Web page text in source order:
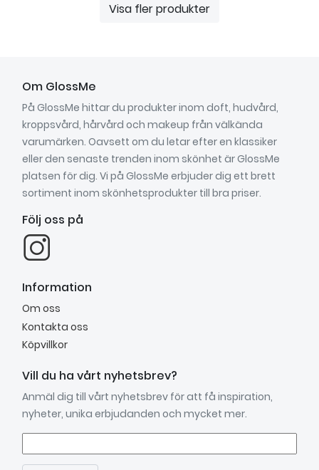
Visa fler produkter
Om GlossMe
På GlossMe hittar du produkter inom doft, hudvård,
kroppsvård, hårvård och makeup från välkända
varumärken. Oavsett om du letar efter en klassiker
eller den senaste trenden inom skönhet är GlossMe
platsen för dig. Vi på GlossMe erbjuder dig ett brett
sortiment inom skönhetsprodukter till bra priser.
Följ oss på
Information
Om oss
Kontakta oss
Köpvillkor
Vill du ha vårt nyhetsbrev?
Anmäl dig till vårt nyhetsbrev för att få inspiration,
nyheter, unika erbjudanden och mycket mer.